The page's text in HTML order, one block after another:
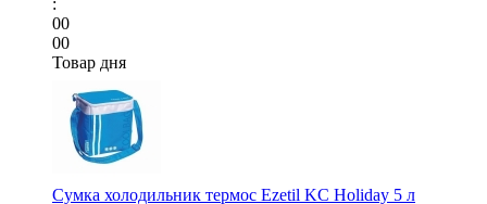
:
00
00
Товар дня
Сумка холодильник термос Ezetil KC Holiday 5 л